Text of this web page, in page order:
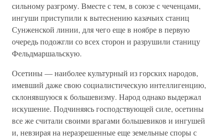
сильному разгрому. Вместе с тем, в союзе с чеченцами,
ингуши приступили к вытеснению казачьих станиц
Сунженской линии, для чего еще в ноябре в первую
очередь подожгли со всех сторон и разрушили станицу
Фельдмаршальскую.
Осетины — наиболее культурный из горских народов,
имевший даже свою социалистическую интеллигенцию,
склонявшуюся к большевизму. Народ однако выдержал
искушение. Подчиняясь господствующей силе, осетины
все же считали своими врагами большевиков и ингушей
и, невзирая на неразрешенные еще земельные споры с